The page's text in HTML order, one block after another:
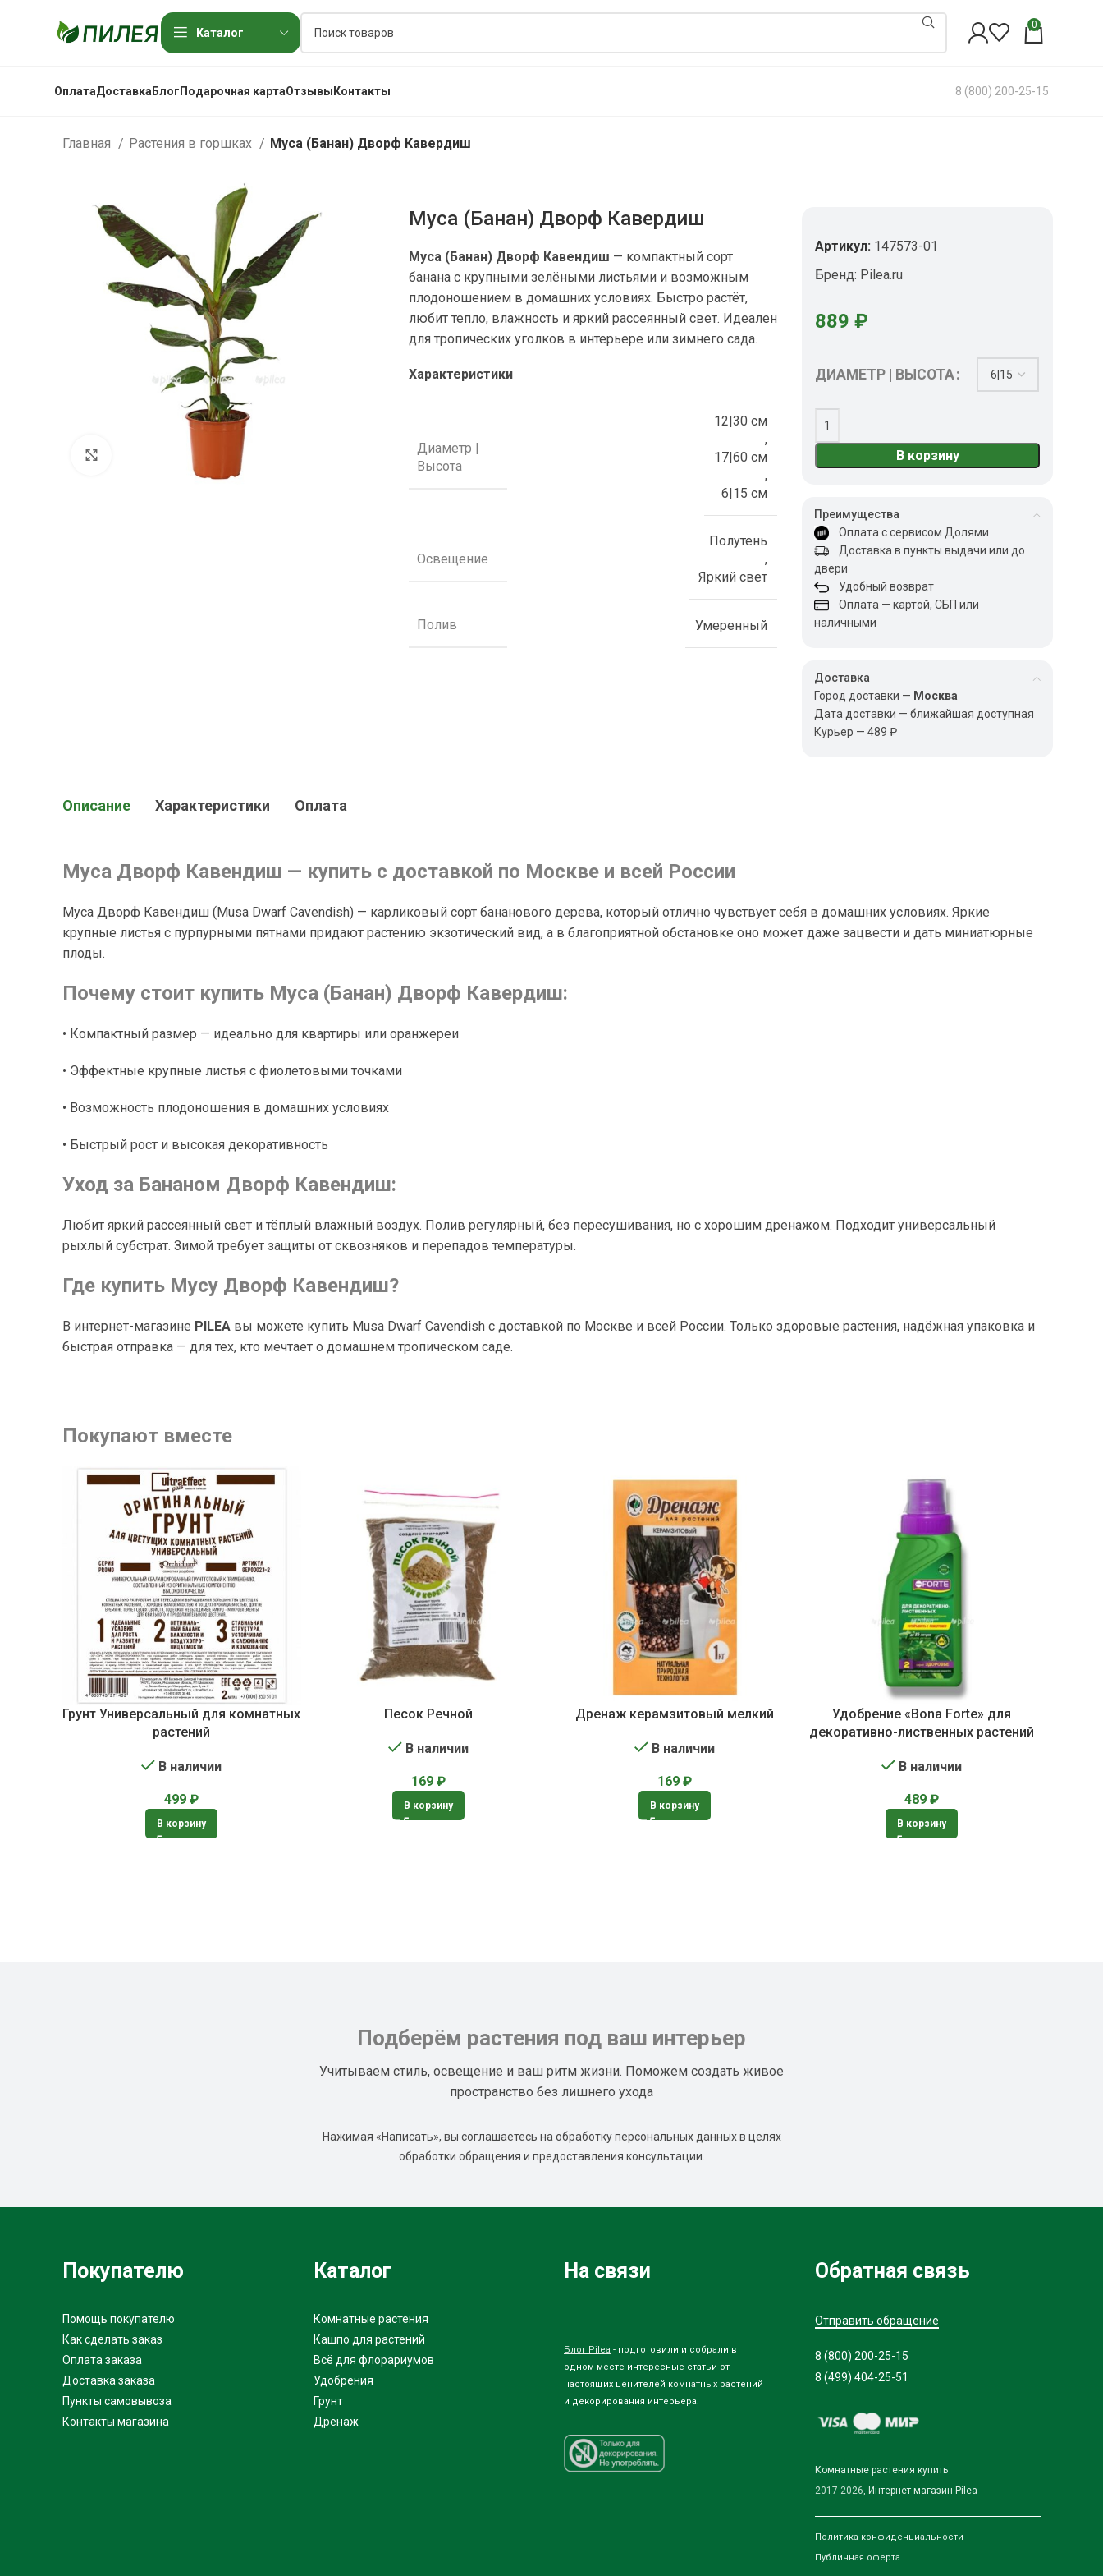
Каталог
0
ОплатаДоставка Блог Подарочная картаОтзывы Контакты 8 (800) 200-25-15
Главная Растения в горшках Муса (Банан) Дворф Кавердиш
Нажмите, чтобы увеличить
Муса (Банан) Дворф Кавердиш
Муса (Банан) Дворф Кавендиш — компактный сорт
банана с крупными зелёными листьями и возможным
плодоношением в домашних условиях. Быстро растёт,
любит тепло, влажность и яркий рассеянный свет. Идеален
для тропических уголков в интерьере или зимнего сада.
Характеристики
Диаметр |
Высота
12|30 см
,
17|60 см
,
6|15 см
Освещение
Полутень
,
Яркий свет
Полив Умеренный
Артикул: 147573-01
Бренд: Pilea.ru
889₽
ДИАМЕТР | ВЫСОТА
В корзину
Преимущества
Оплата с сервисом Долями
Доставка в пункты выдачи или до
двери
Удобный возврат
Оплата — картой, СБП или
наличными
Доставка
Город доставки — Москва
Дата доставки — ближайшая доступная
Курьер — 489 ₽
Описание Характеристики Оплата
Муса Дворф Кавендиш — купить с доставкой по Москве и всей России
Муса Дворф Кавендиш (Musa Dwarf Cavendish) — карликовый сорт бананового дерева, который отлично чувствует себя в домашних условиях. Яркие
крупные листья с пурпурными пятнами придают растению экзотический вид, а в благоприятной обстановке оно может даже зацвести и дать миниатюрные
плоды.
Почему стоит купить Муса (Банан) Дворф Кавердиш:
• Компактный размер — идеально для квартиры или оранжереи
• Эффектные крупные листья с фиолетовыми точками
• Возможность плодоношения в домашних условиях
• Быстрый рост и высокая декоративность
Уход за Бананом Дворф Кавендиш:
Любит яркий рассеянный свет и тёплый влажный воздух. Полив регулярный, без пересушивания, но с хорошим дренажом. Подходит универсальный
рыхлый субстрат. Зимой требует защиты от сквозняков и перепадов температуры.
Где купить Мусу Дворф Кавендиш?
В интернет-магазине PILEA вы можете купить Musa Dwarf Cavendish с доставкой по Москве и всей России. Только здоровые растения, надёжная упаковка и
быстрая отправка — для тех, кто мечтает о домашнем тропическом саде.
Покупают вместе
Грунт Универсальный для комнатных
растений
В наличии
499₽
В корзину
Песок Речной
В наличии
169 ₽
В корзину
Дренаж керамзитовый мелкий
В наличии
169₽
В корзину
Удобрение «Bona Forte» для
декоративно-лиственных растений
В наличии
489 ₽
В корзину
Подберём растения под ваш интерьер
Учитываем стиль, освещение и ваш ритм жизни. Поможем создать живое
пространство без лишнего ухода
Нажимая «Написать», вы соглашаетесь на обработку персональных данных в целях
обработки обращения и предоставления консультации.
Покупателю
Помощь покупателю
Как сделать заказ
Оплата заказа
Доставка заказа
Пункты самовывоза
Контакты магазина
Каталог
Комнатные растения
Кашпо для растений
Всё для флорариумов
Удобрения
Грунт
Дренаж
На связи
Блог Pilea - подготовили и собрали в
одном месте интересные статьи от
настоящих ценителей комнатных растений
и декорирования интерьера.
Обратная связь
Отправить обращение
8 (800) 200-25-15
8 (499) 404-25-51
Комнатные растения купить
2017-2026, Интернет-магазин Pilea
Политика конфиденциальности
Публичная оферта